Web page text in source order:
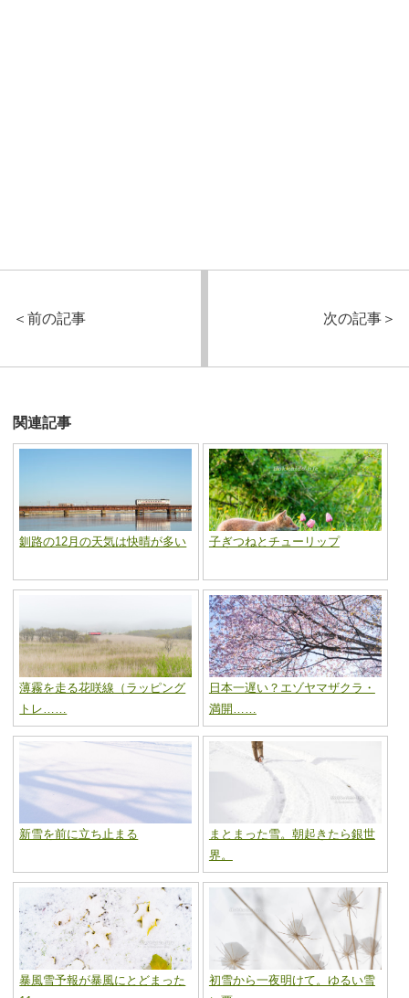
＜ 前の記事 次の記事 ＞
関連記事
釧路の12月の天気は快晴が多い 子ぎつねとチューリップ
薄霧を走る花咲線（ラッピング
トレ……
日本一遅い？エゾヤマザクラ・
満開……
新雪を前に立ち止まる
まとまった雪。朝起きたら銀世
界。
暴風雪予報が暴風にとどまった
初雪から一夜明けて。ゆるい雪